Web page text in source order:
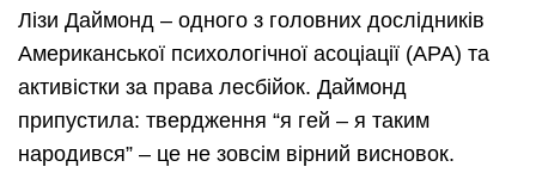
Лізи Даймонд – одного з головних дослідників
Американської психологічної асоціації (АРА) та
активістки за права лесбійок. Даймонд
припустила: твердження “я гей – я таким
народився” – це не зовсім вірний висновок.